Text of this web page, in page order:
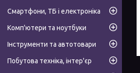
Смартфони, ТБ і електроніка
Комп'ютери та ноутбуки
Інструменти та автотовари
Побутова техніка, інтер'єр